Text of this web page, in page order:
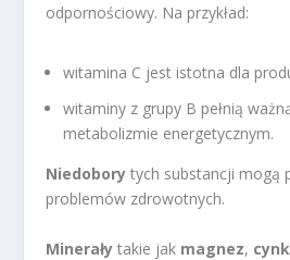
odpornościowy. Na przykład:
witamina C jest istotna dla
witaminy z grupy B pełnią
metabolizmie energetycznym.
Niedobory tych substancji mogą
problemów zdrowotnych.
Minerały takie jak magnez, cynk